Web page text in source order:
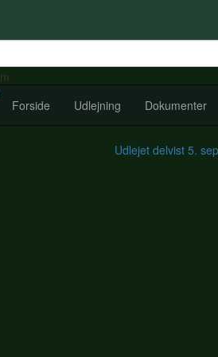
Forside Udlejning Dokumenter
Udlejet delvist 5.